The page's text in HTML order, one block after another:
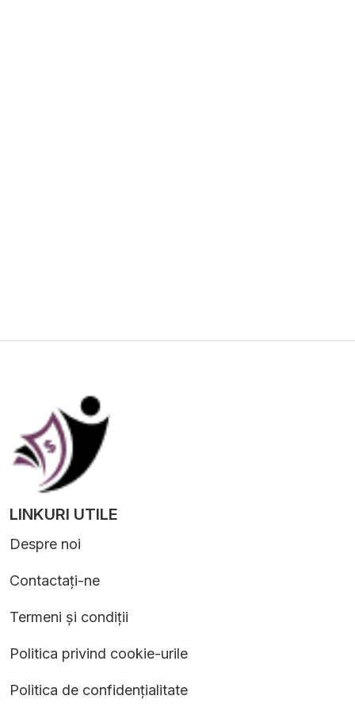
LINKURI UTILE
Despre noi
Contactați-ne
Termeni și condiții
Politica privind cookie-urile
Politica de confidențialitate